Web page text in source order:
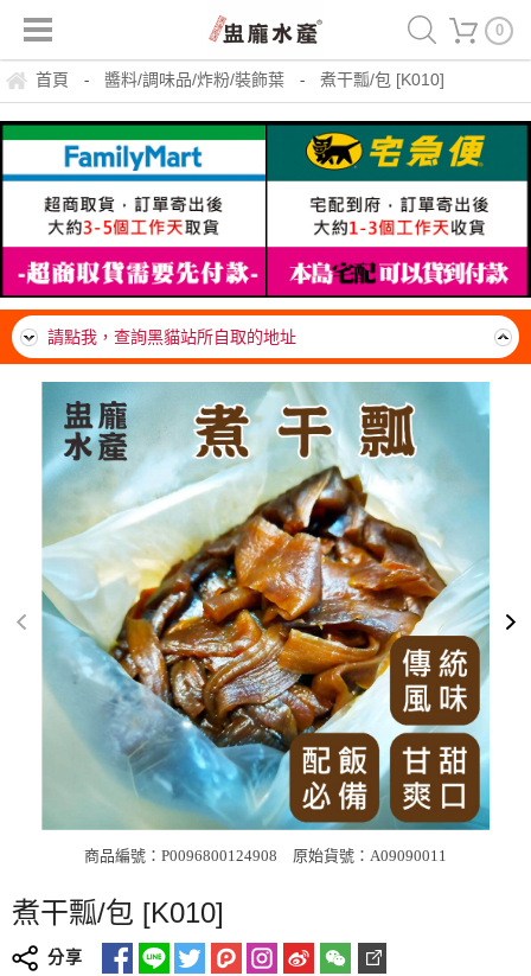
0
首頁 - 醬料/調味品/炸粉/裝飾葉 - 煮干瓢/包 [K010]
運費150，冷凍滿999免運一箱(20公斤內可裝材積、重量)
請點我，查詢黑貓站所自取的地址
*帶殼類海鮮注意*請流水沖退冰。隔水沖退。完全退冰軟掉
後，即可料理。熟了就可以吃，勿需一直煮，不要久煮。吃
了超美味。
離島無免運門檻，運費一律由貨運公司到府收款，每箱約
$300~400元
運費150，冷凍滿999免運一箱(20公斤內可裝材積、重量)
請點我，查詢黑貓站所自取的地址
*帶殼類海鮮注意*請流水沖退冰。隔水沖退。完全退冰軟掉
後，即可料理。熟了就可以吃，勿需一直煮，不要久煮。吃
了超美味。
離島無免運門檻，運費一律由貨運公司到府收款，每箱約
$300~400元
商品編號：P0096800124908 原始貨號：A09090011
煮干瓢/包 [K010]
分享